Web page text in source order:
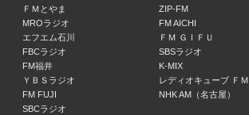
立石勇生 SUNNY SIDE
立石勇生
11:00 ～ 12:00
立石勇生 SUNNY SIDE
ＦＭとやま
MROラジオ
エフエム石川
FBCラジオ
FM福井
ＹＢＳラジオ
FM FUJI
SBCラジオ
ZIP-FM
FM AICHI
ＦＭ ＧＩＦＵ
SBSラジオ
K-MIX
レディオキューブ Ｆ
NHK AM（名古屋）